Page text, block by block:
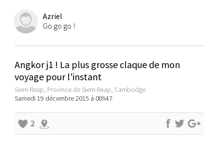
Azriel
Go go go !
Angkor j1 ! La plus grosse claque de mon
voyage pour l'instant
Siem Reap, Province de Siem Reap, Cambodge
Samedi 19 décembre 2015 à 08h47
2